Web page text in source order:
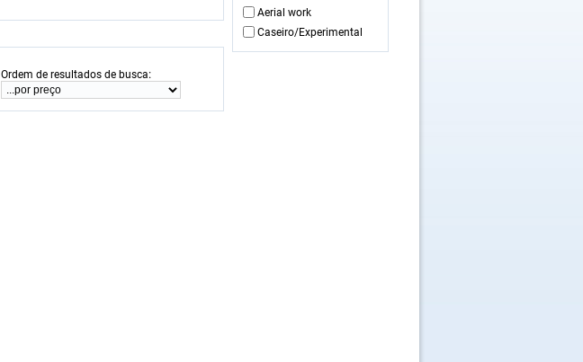
Ordem de resultados de busca:
Aerial work
Caseiro/Experimental